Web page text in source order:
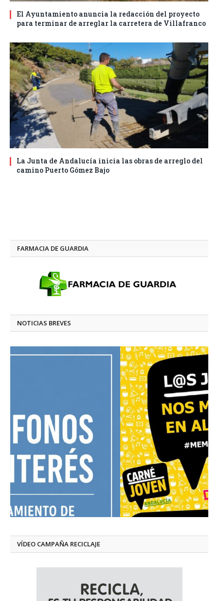
El Ayuntamiento anuncia la redacción del proyecto
para terminar de arreglar la carretera de Villafranco
La Junta de Andalucía inicia las obras de arreglo del
camino Puerto Gómez Bajo
FARMACIA DE GUARDIA
NOTICIAS BREVES
VÍDEO CAMPAÑA RECICLAJE